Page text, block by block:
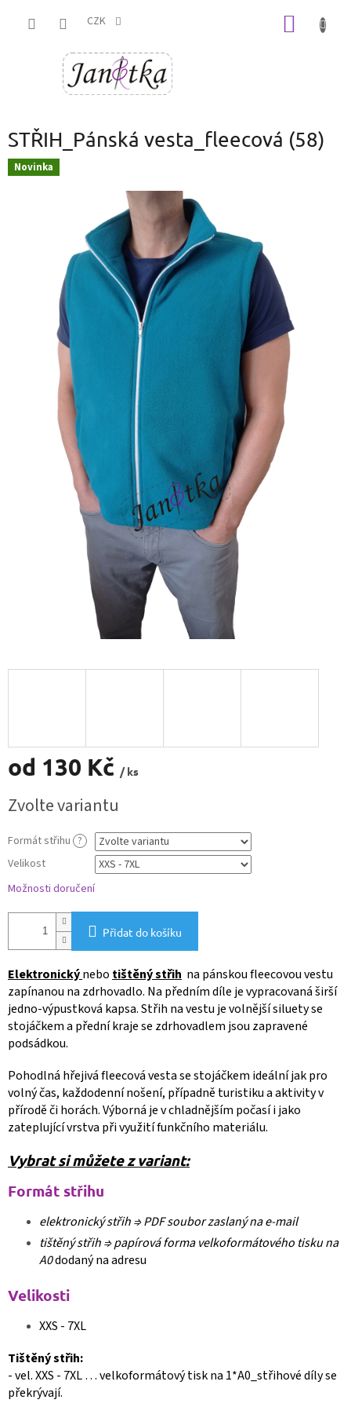
CZK
STŘIH_Pánská vesta_fleecová (58)
Novinka
od 130 Kč / ks
cena:
Zvolte variantu
Formát střihu ?
Velikost
Možnosti doručení
Přidat do košíku
Elektronickýnebo tištěný střih na pánskou fleecovou vestu
zapínanou na zdrhovadlo. Na předním díle je vypracovaná širší
jedno-výpustková kapsa. Střih na vestu je volnější siluety se
stojáčkem a přední kraje se zdrhovadlem jsou zapravené
podsádkou.
Pohodlná hřejivá fleecová vesta se stojáčkem ideální jak pro
volný čas, každodenní nošení, případně turistiku a aktivity v
přírodě či horách. Výborná je v chladnějším počasí i jako
zateplující vrstva při využití funkčního materiálu.
Vybrat si můžete z variant:
Formát střihu
elektronický střih ⇒PDF soubor zaslaný na e-mail
tištěný střih ⇒papírová forma velkoformátového tisku na
A0dodaný na adresu
Velikosti
XXS - 7XL
Tištěný střih:
- vel. XXS - 7XL … velkoformátový tisk na 1*A0_střihové díly se
překrývají.